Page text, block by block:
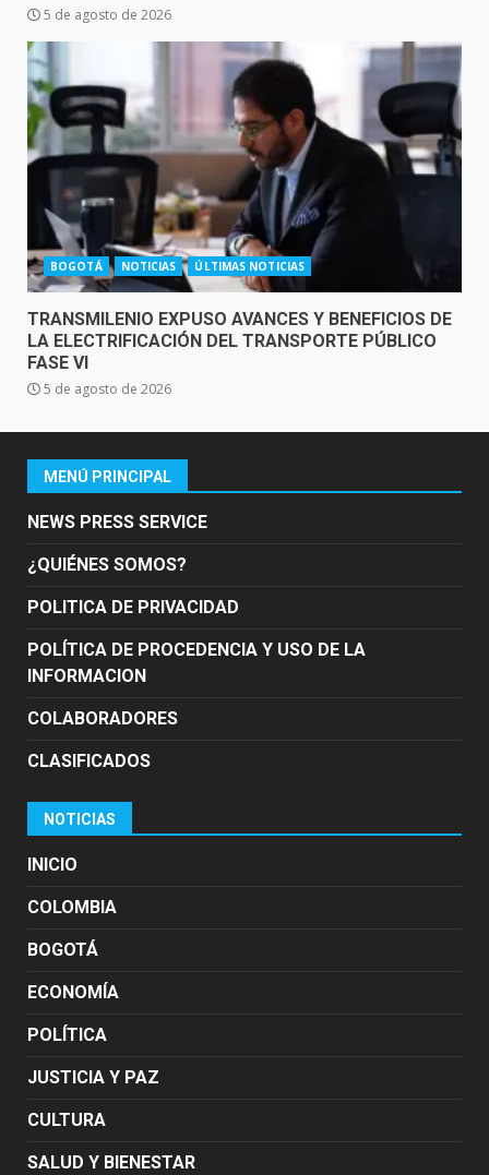
5 de agosto de 2026
BOGOTÁ NOTICIAS ÚLTIMAS NOTICIAS
TRANSMILENIO EXPUSO AVANCES Y BENEFICIOS DE
LA ELECTRIFICACIÓN DEL TRANSPORTE PÚBLICO
FASE VI
5 de agosto de 2026
MENÚ PRINCIPAL
NEWS PRESS SERVICE
¿QUIÉNES SOMOS?
POLITICA DE PRIVACIDAD
POLÍTICA DE PROCEDENCIA Y USO DE LA
INFORMACION
COLABORADORES
CLASIFICADOS
NOTICIAS
INICIO
COLOMBIA
BOGOTÁ
ECONOMÍA
POLÍTICA
JUSTICIA Y PAZ
CULTURA
SALUD Y BIENESTAR